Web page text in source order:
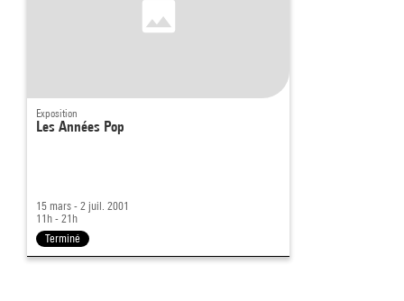
Exposition
Les Années Pop
15 mars - 2 juil. 2001
11h - 21h
Terminé